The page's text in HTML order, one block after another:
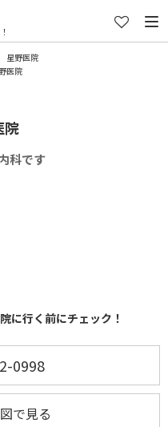
星野医院
医院
院
科です
に行く前にチェック！
0998
で見る